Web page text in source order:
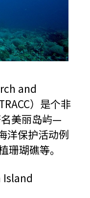
and
）是个非
美丽岛屿—
洋保护活动例
珊瑚礁等。
Island